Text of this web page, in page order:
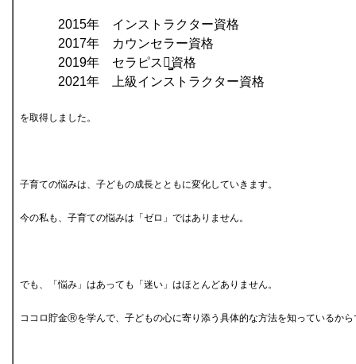
2015年 インストラクター資格
2017年 カウンセラー資格
2019年 セラピスト̻資格
2021年 上級インストラクター資格
を取得しました。
子育ての悩みは、子どもの成長とともに変化していきます。
今の私も、子育ての悩みは「ゼロ」ではありません。
でも、「悩み」はあっても「迷い」はほとんどありません。
ココロ貯金Ⓡを学んで、子どもの心に寄り添う具体的な方法を知っているから